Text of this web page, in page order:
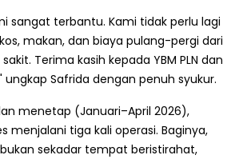
sangat terbantu. Kami tidak perlu lagi
makan, dan biaya pulang-pergi dari
Terima kasih kepada YBM PLN dan
ungkap Safrida dengan penuh syukur.
menetap (Januari–April 2026),
menjalani tiga kali operasi. Baginya,
sekadar tempat beristirahat,